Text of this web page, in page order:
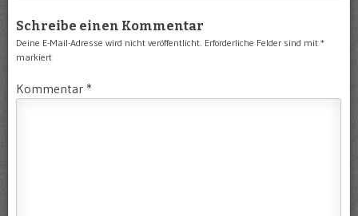
Schreibe einen Kommentar
Deine E-Mail-Adresse wird nicht veröffentlicht. Erforderliche Felder sind mit *
markiert
Kommentar *